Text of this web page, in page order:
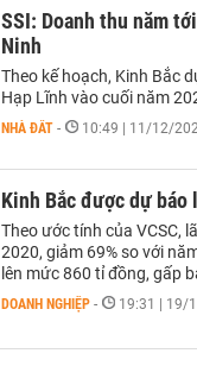
SSI: Doanh thu năm
Ninh
Theo kế hoạch, Kinh Bắc
Hạp Lĩnh vào cuối năm
NHÀ ĐẤT - 10:49 | 11/12/
Kinh Bắc được dự báo
Theo ước tính của VCSC,
2020, giảm 69% so với
lên mức 860 tỉ đồng, gấp
DOANH NGHIỆP - 19:31 | 19/